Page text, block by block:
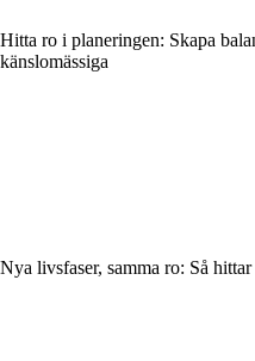
Hitta ro i planeringen: Skapa
känslomässiga
Nya livsfaser, samma ro: Så